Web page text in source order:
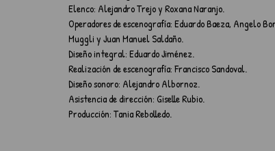
Elenco: Alejandro Trejo y Roxana Naranjo.
Operadores de escenografía: Eduardo Baeza, Angelo
Muggli y Juan Manuel Saldaño.
Diseño integral: Eduardo Jiménez.
Realización de escenografía: Francisco Sandoval.
Diseño sonoro: Alejandro Albornoz.
Asistencia de dirección: Giselle Rubio.
Producción: Tania Rebolledo.